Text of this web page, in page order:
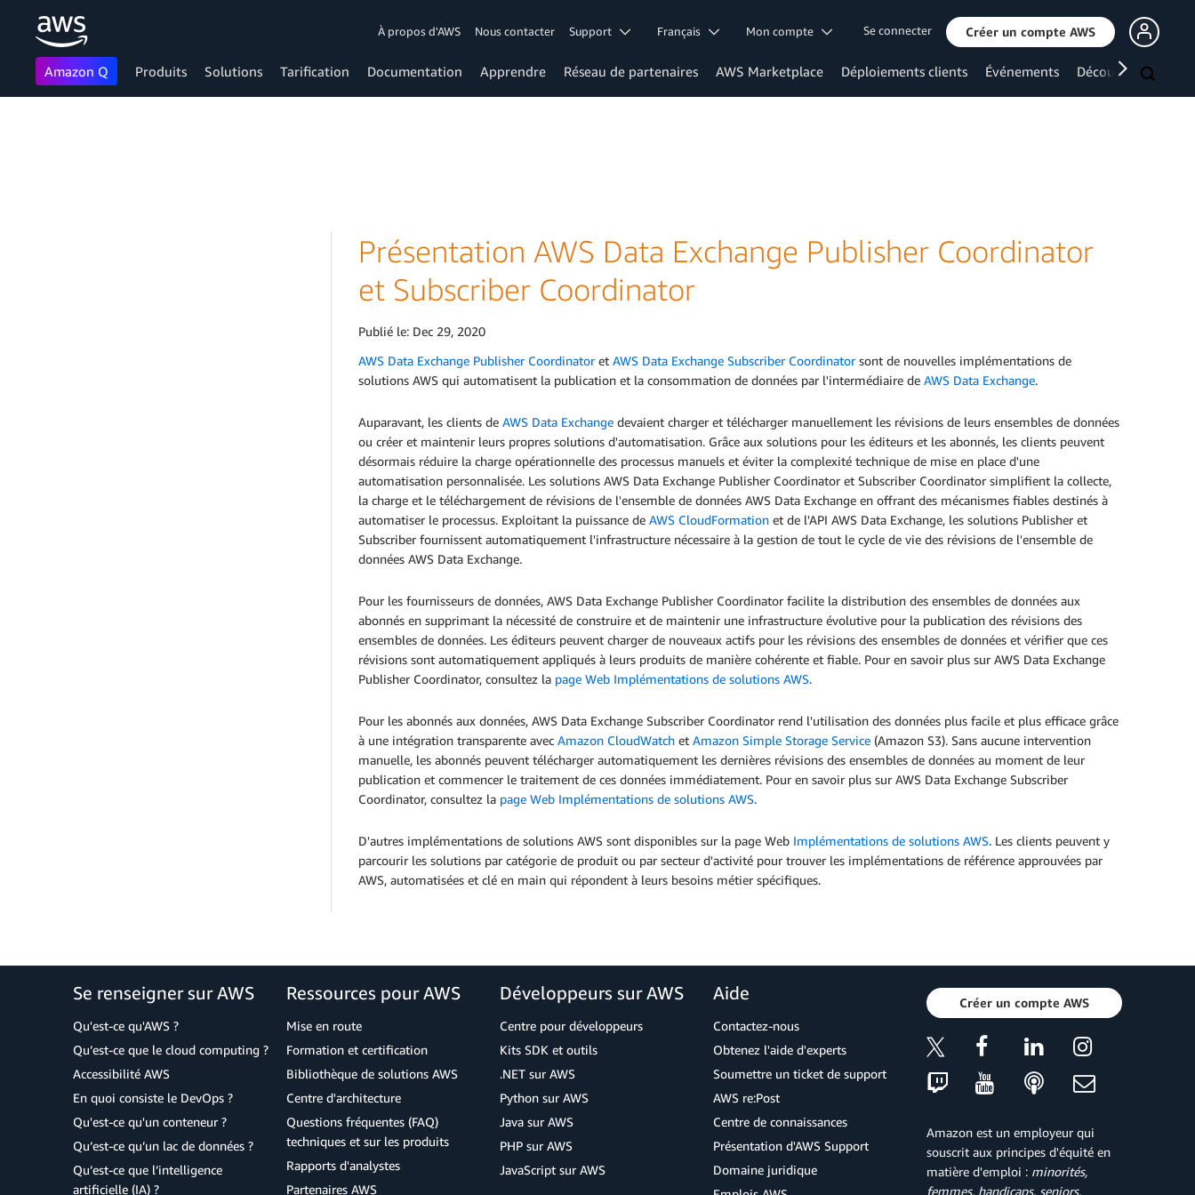
À propos d'AWS Nous contacter Support Français Mon compte Se connecter Créer un compte AWS
Amazon Q Produits Solutions Tarification Documentation Apprendre Réseau de partenaires AWS Marketplace Déploiements clients Événements Découvrir
Présentation AWS Data Exchange Publisher Coordinator
et Subscriber Coordinator
Publié le: Dec 29, 2020
AWS Data Exchange Publisher Coordinatoret AWS Data Exchange Subscriber Coordinatorsont de nouvelles implémentations de
solutions AWS qui automatisent la publication et la consommation de données par l'intermédiaire de AWS Data Exchange.
Auparavant, les clients de AWS Data Exchange devaient charger et télécharger manuellement les révisions de leurs ensembles de données
ou créer et maintenir leurs propres solutions d'automatisation. Grâce aux solutions pour les éditeurs et les abonnés, les clients peuvent
désormais réduire la charge opérationnelle des processus manuels et éviter la complexité technique de mise en place d'une
automatisation personnalisée. Les solutions AWS Data Exchange Publisher Coordinator et Subscriber Coordinator simplifient la collecte,
la charge et le téléchargement de révisions de l'ensemble de données AWS Data Exchange en offrant des mécanismes fiables destinés à
automatiser le processus. Exploitant la puissance de AWS CloudFormation et de l'API AWS Data Exchange, les solutions Publisher et
Subscriber fournissent automatiquement l'infrastructure nécessaire à la gestion de tout le cycle de vie des révisions de l'ensemble de
données AWS Data Exchange.
Pour les fournisseurs de données, AWS Data Exchange Publisher Coordinator facilite la distribution des ensembles de données aux
abonnés en supprimant la nécessité de construire et de maintenir une infrastructure évolutive pour la publication des révisions des
ensembles de données. Les éditeurs peuvent charger de nouveaux actifs pour les révisions des ensembles de données et vérifier que ces
révisions sont automatiquement appliqués à leurs produits de manière cohérente et fiable. Pour en savoir plus sur AWS Data Exchange
Publisher Coordinator, consultez la page Web Implémentations de solutions AWS.
Pour les abonnés aux données, AWS Data Exchange Subscriber Coordinator rend l'utilisation des données plus facile et plus efficace grâce
à une intégration transparente avec Amazon CloudWatch et Amazon Simple Storage Service (Amazon S3). Sans aucune intervention
manuelle, les abonnés peuvent télécharger automatiquement les dernières révisions des ensembles de données au moment de leur
publication et commencer le traitement de ces données immédiatement. Pour en savoir plus sur AWS Data Exchange Subscriber
Coordinator, consultez la page Web Implémentations de solutions AWS.
D'autres implémentations de solutions AWS sont disponibles sur la page Web Implémentations de solutions AWS. Les clients peuvent y
parcourir les solutions par catégorie de produit ou par secteur d'activité pour trouver les implémentations de référence approuvées par
AWS, automatisées et clé en main qui répondent à leurs besoins métier spécifiques.
Se renseigner sur AWS
Qu'est-ce qu'AWS ?
Qu’est-ce que le cloud computing ?
Accessibilité AWS
En quoi consiste le DevOps ?
Qu'est-ce qu'un conteneur ?
Qu’est-ce qu’un lac de données ?
Qu’est-ce que l’intelligence
artificielle (IA) ?
Ressources pour AWS
Mise en route
Formation et certification
Bibliothèque de solutions AWS
Centre d'architecture
Questions fréquentes (FAQ)
techniques et sur les produits
Rapports d'analystes
Partenaires AWS
Développeurs sur AWS
Centre pour développeurs
Kits SDK et outils
.NET sur AWS
Python sur AWS
Java sur AWS
PHP sur AWS
JavaScript sur AWS
Aide
Contactez-nous
Obtenez l'aide d'experts
Soumettre un ticket de support
AWS re:Post
Centre de connaissances
Présentation d'AWS Support
Domaine juridique
Créer un compte AWS
Amazon est un employeur qui
souscrit aux principes d'équité en
matière d'emploi : minorités,
femmes, handicaps, seniors,